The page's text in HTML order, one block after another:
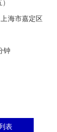
海市嘉定区
钟
表